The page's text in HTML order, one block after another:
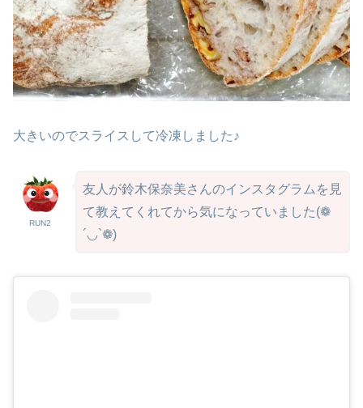
大きいのでスライスして冷凍しました♪
RUN2
友人が鈴木保奈美さんのインスタグラムを見
て教えてくれてから気になっていました(❁
´◡`❁)